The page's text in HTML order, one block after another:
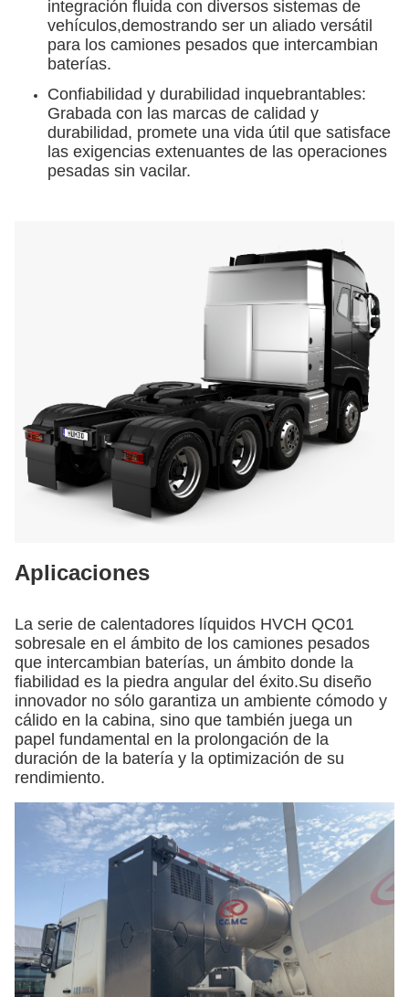
integración fluida con diversos sistemas de
vehículos,demostrando ser un aliado versátil
para los camiones pesados que intercambian
baterías.
Confiabilidad y durabilidad inquebrantables:
Grabada con las marcas de calidad y
durabilidad, promete una vida útil que satisface
las exigencias extenuantes de las operaciones
pesadas sin vacilar.
Aplicaciones
La serie de calentadores líquidos HVCH QC01
sobresale en el ámbito de los camiones pesados
que intercambian baterías, un ámbito donde la
fiabilidad es la piedra angular del éxito.Su diseño
innovador no sólo garantiza un ambiente cómodo y
cálido en la cabina, sino que también juega un
papel fundamental en la prolongación de la
duración de la batería y la optimización de su
rendimiento.